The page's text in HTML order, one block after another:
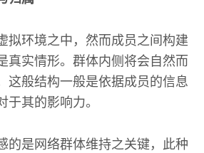
拟环境之中，然而成员之间构建
真实情形。群体内侧将会自然而
这般结构一般是依据成员的信息
于其的影响力。
的是网络群体维持之关键，此种